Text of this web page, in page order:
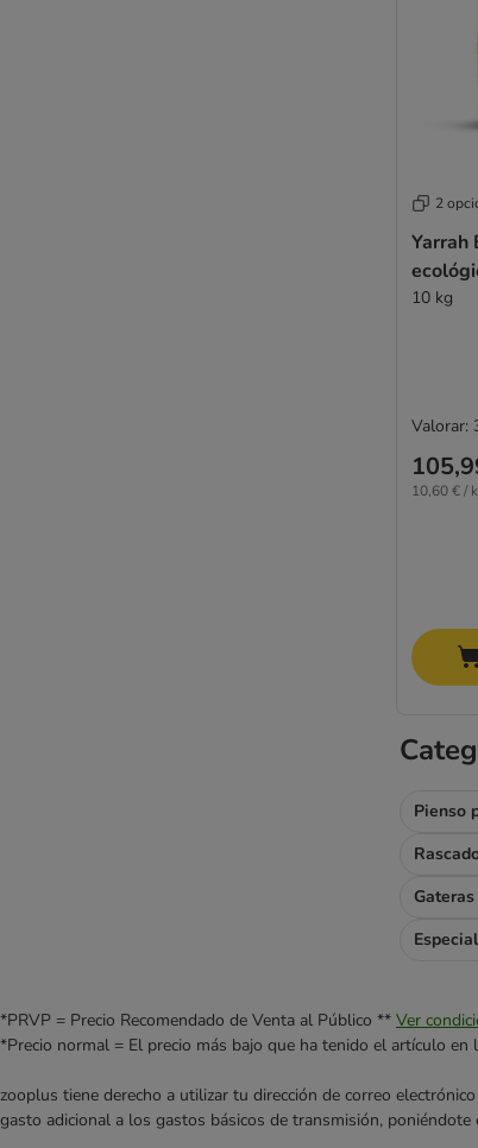
Smølke
SPECIFIC
Thrive PremiumPlus
Trovet
2
Yarrah
10 kg
10,60 € /
Valorar:
Pienso
*PRVP = Precio Recomendado de Venta al Público ** Ver
*Precio normal = El precio más bajo que ha tenido el artículo en
zooplus tiene derecho a utilizar tu dirección de correo
gasto adicional a los gastos básicos de transmisión,